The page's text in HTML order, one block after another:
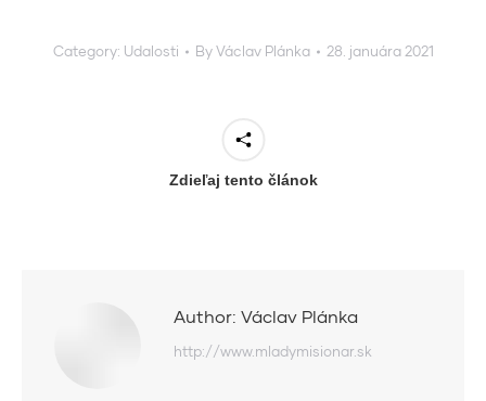
Category: Udalosti ByVáclav Plánka 28. januára 2021
Zdieľaj tento článok
Author: Václav Plánka
http://www.mladymisionar.sk